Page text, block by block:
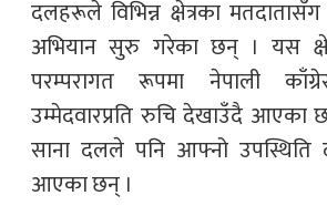
दलहरूले विभिन्न क्षेत्रका
अभियान सुरु गरेका छन् । यस
परम्परागत रूपमा नेपाली
उम्मेदवारप्रति रुचि देखाउँदै आएका
साना दलले पनि आफ्नो उपस्थिति
आएका छन् ।